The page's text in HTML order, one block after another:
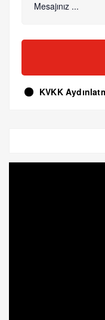
KVKK